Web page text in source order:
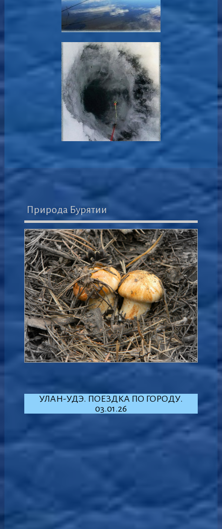
Природа Бурятии
УЛАН-УДЭ. ПОЕЗДКА ПО ГОРОДУ.
03.01.26